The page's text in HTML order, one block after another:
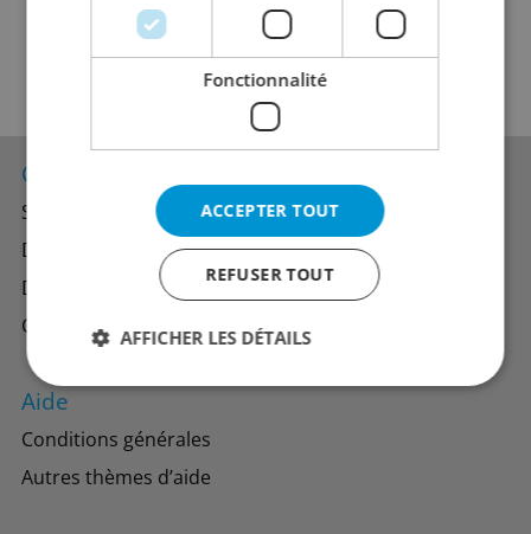
Contacts
Succursales
Direction générale
Département du personnel
Contacts pour les distributeurs
Aide
Conditions générales
Autres thèmes d’aide
Fonctionnalité
ACCEPTER TOUT
REFUSER TOUT
AFFICHER LES DÉTAILS